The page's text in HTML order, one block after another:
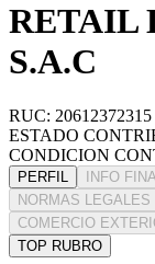
RETAIL
S.A.C
RUC: 20612372315
ESTADO
CONDICION
PERFIL INFO
NORMAS LEGALES
COMERCIO
TOP RUBRO